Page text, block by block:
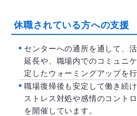
休職されている方への支援
センターへの通所を通して、
延長や、職場内でのコミュニ
定したウォーミングアップを行
職場復帰後も安定して働き続
ストレス対処や感情のコント
を開催しています。